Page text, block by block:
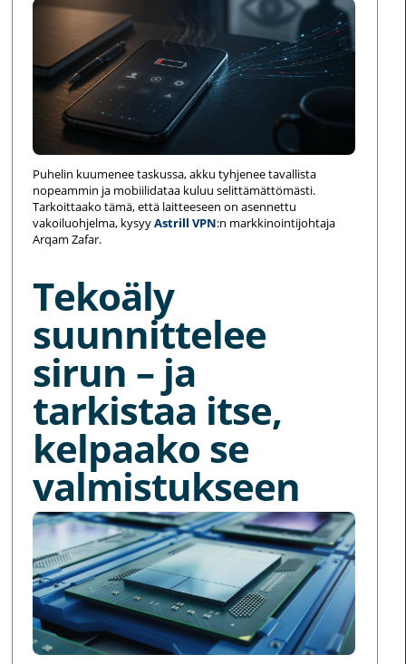
Puhelin kuumenee taskussa, akku tyhjenee tavallista
nopeammin ja mobiilidataa kuluu selittämättömästi.
Tarkoittaako tämä, että laitteeseen on asennettu
vakoiluohjelma, kysyyAstrill VPN:n markkinointijohtaja
Arqam Zafar.
Tekoäly
suunnittelee
sirun – ja
tarkistaa itse,
kelpaako se
valmistukseen